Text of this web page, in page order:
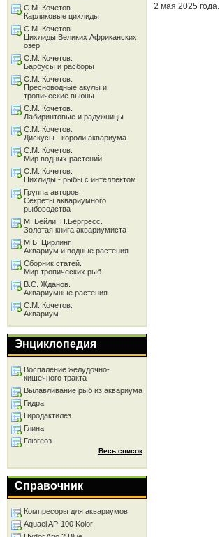
2 мая 2025 года.
С.М. Кочетов.
Карликовые цихлиды
С.М. Кочетов.
Цихлиды Великих Африканских
озер
С.М. Кочетов.
Барбусы и расборы
С.М. Кочетов.
Пресноводные акулы и
тропические вьюны
С.М. Кочетов.
Лабиринтовые и радужницы
С.М. Кочетов.
Дискусы - короли аквариума
С.М. Кочетов.
Мир водных растений
С.М. Кочетов.
Цихлиды - рыбы с интеллектом
Группа авторов.
Секреты аквариумного
рыбоводства
М. Бейли, П.Бергресс.
Золотая книга аквариумиста
М.Б. Цирлинг.
Аквариум и водные растения
Сборник статей.
Мир тропических рыб
В.С. Жданов.
Аквариумные растения
С.М. Кочетов.
Аквариум
Энциклопедия
Воспаление желудочно-
кишечного тракта
Вылавливание рыб из аквариума
Гидра
Гиродактилез
Глина
Глюгеоз
Весь список
Справочник
Компресоры для аквариумов
Aquael AP-100 Kolor